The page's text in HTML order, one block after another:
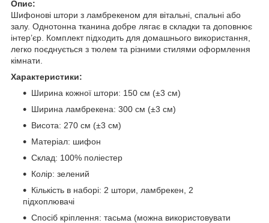
Опис:
Шифонові штори з ламбрекеном для вітальні, спальні або
залу. Однотонна тканина добре лягає в складки та доповнює
інтер’єр. Комплект підходить для домашнього використання,
легко поєднується з тюлем та різними стилями оформлення
кімнати.
Характеристики:
Ширина кожної штори: 150 см (±3 см)
Ширина ламбрекена: 300 см (±3 см)
Висота: 270 см (±3 см)
Матеріал: шифон
Склад: 100% поліестер
Колір: зелений
Кількість в наборі: 2 штори, ламбрекен, 2
підхоплювачі
Спосіб кріплення: тасьма (можна використовувати